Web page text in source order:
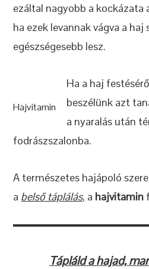
ezáltal nagyobb a kockázata
ha ezek levannak vágva a
egészségesebb lesz.
Hajvitamin
Ha a haj
beszélünk azt
a nyaralás után
fodrászszalonba.
A természetes hajápoló
a belső táplálás, a hajvitamin
Tápláld a hajad,